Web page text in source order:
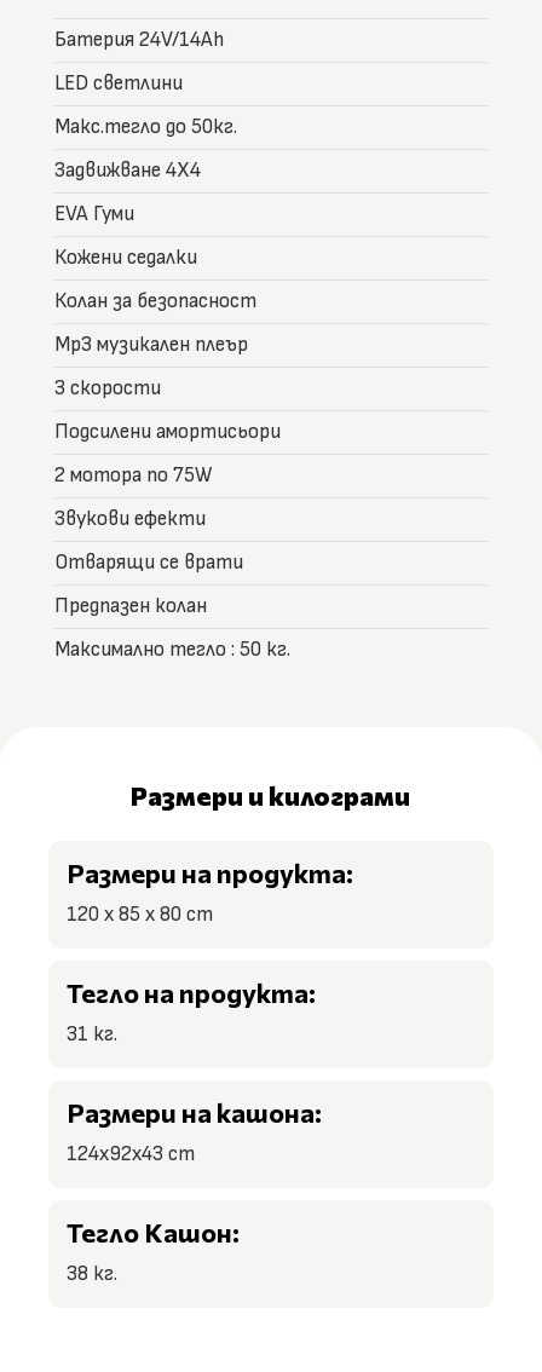
Батерия 24V/14Ah
LED светлини
Макс.тегло до 50кг.
Задвижване 4Х4
EVA Гуми
Кожени седалки
Колан за безопасност
Mp3 музикален плеър
3 скорости
Подсилени амортисьори
2 мотора по 75W
Звукови ефекти
Отварящи се врати
Предпазен колан
Максимално тегло : 50 кг.
Размери и килограми
Размери на продукта:
120 x 85 х 80 cm
Тегло на продукта:
31 кг.
Размери на кашона:
124x92x43 cm
Тегло Кашон:
38 кг.